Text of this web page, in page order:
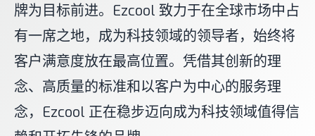
牌为目标前进。Ezcool 致力于在全球市场中占
有一席之地，成为科技领域的领导者，始终将
客户满意度放在最高位置。凭借其创新的理
念、高质量的标准和以客户为中心的服务理
念，Ezcool 正在稳步迈向成为科技领域值得信